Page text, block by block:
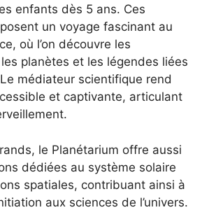
enfants dès 5 ans. Ces
un voyage fascinant au
où l’on découvre les
planètes et les légendes liées
Le médiateur scientifique rend
et captivante, articulant
le Planétarium offre aussi
dédiées au système solaire
spatiales, contribuant ainsi à
aux sciences de l’univers.